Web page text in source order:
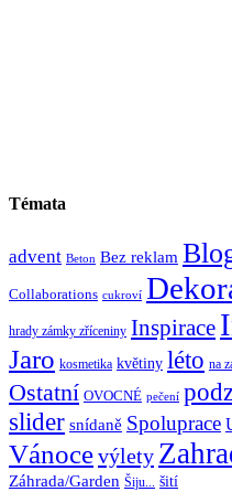
Témata
advent Beton Bez reklam
Collaborations cukroví
hrady zámky zříceniny Inspirace
Jaro kosmetika květiny léto na
Ostatní OVOCNÉ pečení
slider snídaně Spoluprace
Vánocevýlety
Záhrada/Garden Šiju... šití